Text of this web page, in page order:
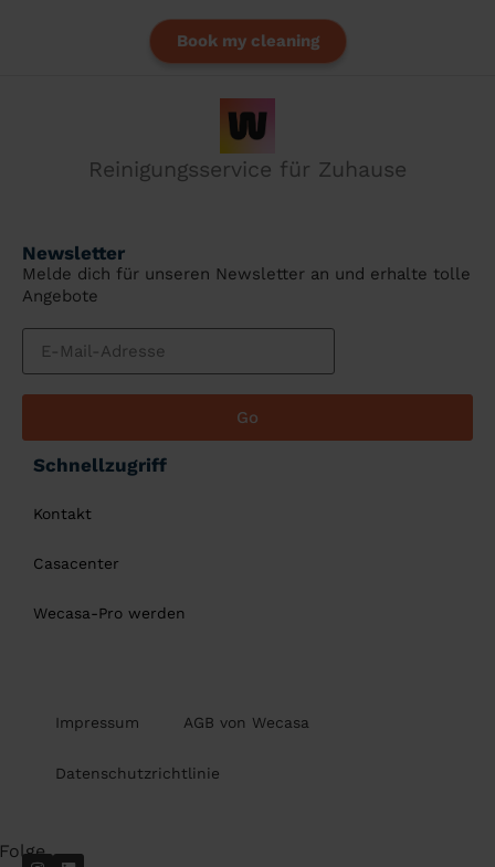
Book my cleaning
Reinigungsservice für Zuhause
Newsletter
Melde dich für unseren Newsletter an und erhalte tolle
Angebote
Go
Schnellzugriff
Kontakt
Casacenter
Wecasa-Pro werden
Impressum AGB von Wecasa
Datenschutzrichtlinie
Folge